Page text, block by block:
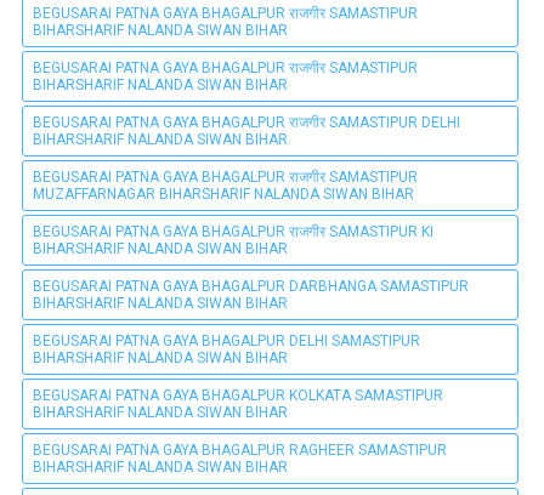
BEGUSARAI PATNA GAYA BHAGALPUR राजगीर SAMASTIPUR
BIHARSHARIF NALANDA SIWAN BIHAR
BEGUSARAI PATNA GAYA BHAGALPUR राजगीर SAMASTIPUR
BIHARSHARIF NALANDA SIWAN BIHAR
BEGUSARAI PATNA GAYA BHAGALPUR राजगीर SAMASTIPUR DELHI
BIHARSHARIF NALANDA SIWAN BIHAR
BEGUSARAI PATNA GAYA BHAGALPUR राजगीर SAMASTIPUR
MUZAFFARNAGAR BIHARSHARIF NALANDA SIWAN BIHAR
BEGUSARAI PATNA GAYA BHAGALPUR राजगीर SAMASTIPUR KI
BIHARSHARIF NALANDA SIWAN BIHAR
BEGUSARAI PATNA GAYA BHAGALPUR DARBHANGA SAMASTIPUR
BIHARSHARIF NALANDA SIWAN BIHAR
BEGUSARAI PATNA GAYA BHAGALPUR DELHI SAMASTIPUR
BIHARSHARIF NALANDA SIWAN BIHAR
BEGUSARAI PATNA GAYA BHAGALPUR KOLKATA SAMASTIPUR
BIHARSHARIF NALANDA SIWAN BIHAR
BEGUSARAI PATNA GAYA BHAGALPUR RAGHEER SAMASTIPUR
BIHARSHARIF NALANDA SIWAN BIHAR